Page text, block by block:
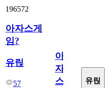
196572
아자스게
임?
유릱
57
아
자
스
유릱